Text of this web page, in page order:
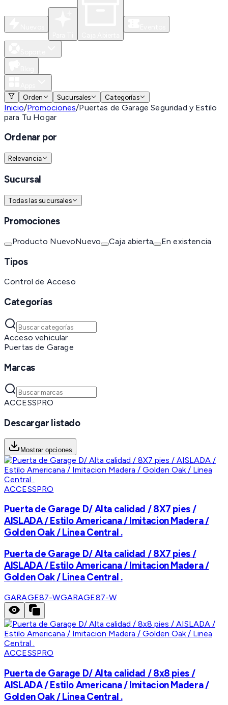
Orden
Sucursales Categorías
Inicio/Promociones/Puertas de Garage Seguridad y Estilo
para Tu Hogar
Ordenar por
Relevancia
Sucursal
Todas las sucursales
Promociones
Producto NuevoNuevo Caja abierta En existencia
Tipos
Control de Acceso
Categorías
Acceso vehicular
Puertas de Garage
Marcas
ACCESSPRO
Descargar listado
Mostrar opciones
ACCESSPRO
Puerta de Garage D/ Alta calidad / 8X7 pies /
AISLADA / Estilo Americana / Imitacion Madera /
Golden Oak / Linea Central .
Puerta de Garage D/ Alta calidad / 8X7 pies /
AISLADA / Estilo Americana / Imitacion Madera /
Golden Oak / Linea Central .
GARAGE87-WGARAGE87-W
ACCESSPRO
Puerta de Garage D/ Alta calidad / 8x8 pies /
AISLADA / Estilo Americana / Imitacion Madera /
Golden Oak / Linea Central .